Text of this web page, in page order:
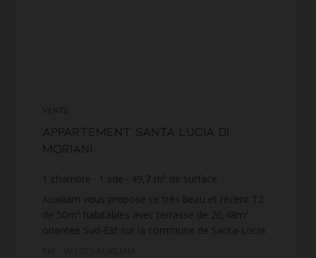
VENTE
Appartement Santa Lucia di
Moriani
1 chambre 1 sde 49,7 m² de surface
3 875,25 €
Auxiliam vous propose ce très beau et récent T2
de 50m² habitables avec terrasse de 20,48m²
orientée Sud-Est sur la commune de Santa-Lucia